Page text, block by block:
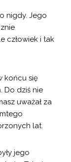
nigdy. Jego
człowiek i tak
końcu się
Do dziś nie
uważał za
lat.
jego